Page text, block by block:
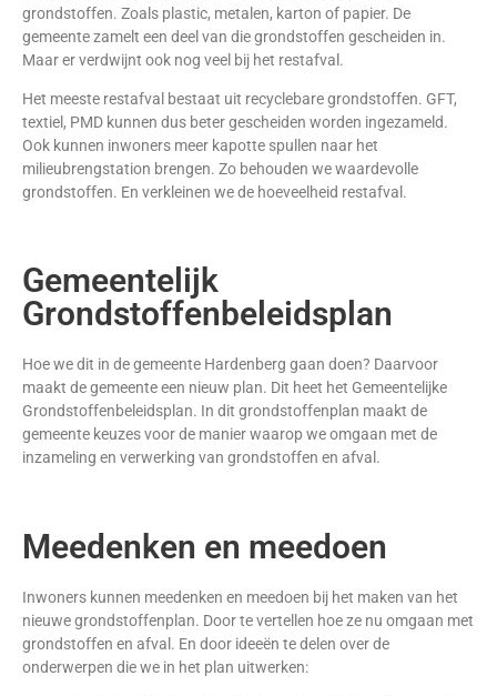
grondstoffen. Zoals plastic, metalen, karton of papier. De
gemeente zamelt een deel van die grondstoffen gescheiden in.
Maar er verdwijnt ook nog veel bij het restafval.
Het meeste restafval bestaat uit recyclebare grondstoffen. GFT,
textiel, PMD kunnen dus beter gescheiden worden ingezameld.
Ook kunnen inwoners meer kapotte spullen naar het
milieubrengstation brengen. Zo behouden we waardevolle
grondstoffen. En verkleinen we de hoeveelheid restafval.
Gemeentelijk
Grondstoffenbeleidsplan
Hoe we dit in de gemeente Hardenberg gaan doen? Daarvoor
maakt de gemeente een nieuw plan. Dit heet het Gemeentelijke
Grondstoffenbeleidsplan. In dit grondstoffenplan maakt de
gemeente keuzes voor de manier waarop we omgaan met de
inzameling en verwerking van grondstoffen en afval.
Meedenken en meedoen
Inwoners kunnen meedenken en meedoen bij het maken van het
nieuwe grondstoffenplan. Door te vertellen hoe ze nu omgaan met
grondstoffen en afval. En door ideeën te delen over de
onderwerpen die we in het plan uitwerken: